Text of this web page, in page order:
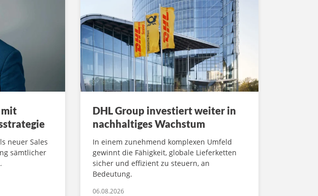
mit
neuer Sales
sämtlicher
DHL Group investiert weiter in
nachhaltiges Wachstum
In einem zunehmend komplexen Umfeld
gewinnt die Fähigkeit, globale Lieferketten
sicher und effizient zu steuern, an
Bedeutung.
06.08.2026